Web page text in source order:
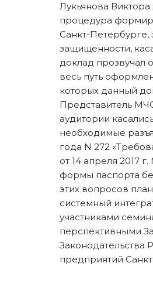
Лукьянова
процедура
Санкт-Петербурге,
защищенности,
доклад прозвучал
весь путь
которых данный
Представитель
аудитории
необходимые
года N 272
от 14 апреля 2017
формы паспорта
этих вопросов
системный
участниками
перспективными
предприятий